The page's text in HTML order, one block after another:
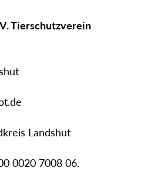
Tierschutzverein
Landshut
0020 7008 06.